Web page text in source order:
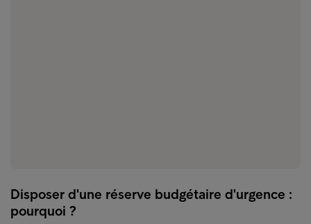
Disposer d'une réserve budgétaire d'urgence :
pourquoi ?